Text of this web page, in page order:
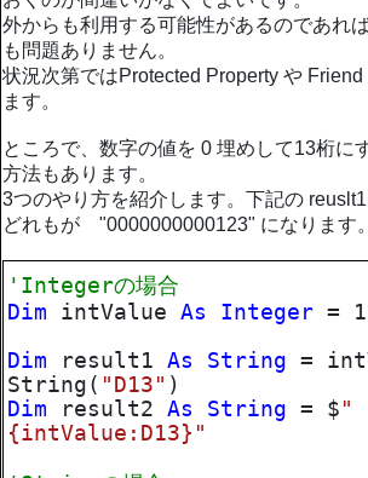
外からも利用する可能性があるのであれ
も問題ありません。
状況次第ではProtected Property や Friend
ます。
ところで、数字の値を 0 埋めして13桁に
方法もあります。
3つのやり方を紹介します。下記の
どれもが "0000000000123" になります。
'Integerの場合
Dim intValueAs Integer =
Dim result1As String =
String( "D13" )
Dim result2As String = $ "
{intValue:D13}"